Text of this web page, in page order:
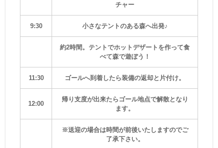
チャー
9:30 小さなテントのある森へ出発♪
約2時間。テントでホットデザートを作って食
べて森で遊ぼう！
11:30 ゴールへ到着したら装備の返却と片付け。
12:00
帰り支度が出来たらゴール地点で解散となり
ます。
※送迎の場合は時間が前後いたしますのでご
了承下さい。